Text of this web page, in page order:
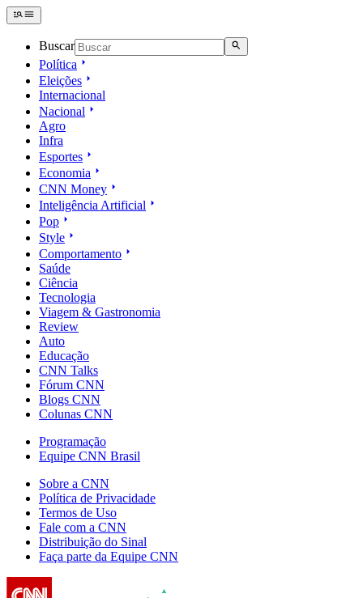
Buscar
Política
Eleições
Internacional
Nacional
Agro
Infra
Esportes
Economia
CNN Money
Inteligência Artificial
Pop
Style
Comportamento
Saúde
Ciência
Tecnologia
Viagem & Gastronomia
Review
Auto
Educação
CNN Talks
Fórum CNN
Blogs CNN
Colunas CNN
Programação
Equipe CNN Brasil
Sobre a CNN
Política de Privacidade
Termos de Uso
Fale com a CNN
Distribuição do Sinal
Faça parte da Equipe CNN